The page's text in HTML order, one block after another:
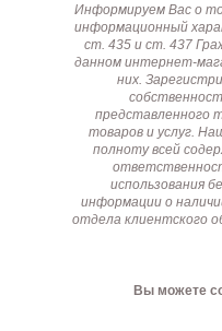
Информируем Вас о
информационный
ст. 435 и ст. 437
данном интернет-
них.
представленного
товаров и услуг.
полноту всей
использования
информации о
отдела клиентского
Вы можете